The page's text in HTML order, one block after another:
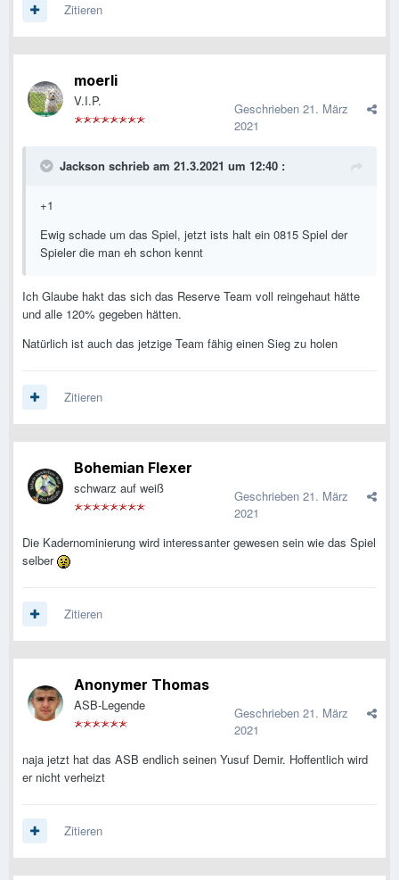
Zitieren
moerli
V.I.P. Geschrieben 21. März
2021
Jackson schrieb am 21.3.2021 um 12:40 :
+1
Ewig schade um das Spiel, jetzt ists halt ein 0815 Spiel der
Spieler die man eh schon kennt
Ich Glaube hakt das sich das Reserve Team voll reingehaut hätte
und alle 120% gegeben hätten.
Natürlich ist auch das jetzige Team fähig einen Sieg zu holen
Zitieren
Bohemian Flexer
schwarz auf weiß Geschrieben 21. März
2021
Die Kadernominierung wird interessanter gewesen sein wie das Spiel
selber
Zitieren
Anonymer Thomas
ASB-Legende Geschrieben 21. März
2021
naja jetzt hat das ASB endlich seinen Yusuf Demir. Hoffentlich wird
er nicht verheizt
Zitieren